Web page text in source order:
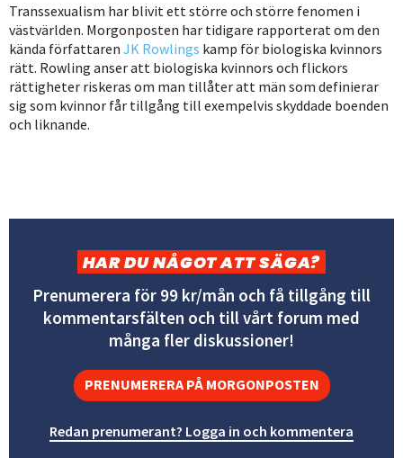
Transsexualism har blivit ett större och större fenomen i
västvärlden. Morgonposten har tidigare rapporterat om den
kända författaren JK Rowlings kamp för biologiska kvinnors
rätt. Rowling anser att biologiska kvinnors och flickors
rättigheter riskeras om man tillåter att män som definierar
sig som kvinnor får tillgång till exempelvis skyddade boenden
och liknande.
HAR DU NÅGOT ATT SÄGA?
Prenumerera för 99 kr/mån och få tillgång till
kommentarsfälten och till vårt forum med
många fler diskussioner!
PRENUMERERA PÅ MORGONPOSTEN
Redan prenumerant? Logga in och kommentera